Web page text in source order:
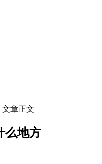
文章正文
么地方